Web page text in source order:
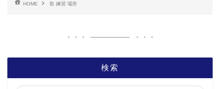
HOME 歌 練習 場所
検索